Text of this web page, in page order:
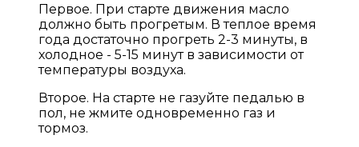
Первое. При старте движения масло
должно быть прогретым. В теплое время
года достаточно прогреть 2-3 минуты, в
холодное - 5-15 минут в зависимости от
температуры воздуха.
Второе. На старте не газуйте педалью в
пол, не жмите одновременно газ и
тормоз.